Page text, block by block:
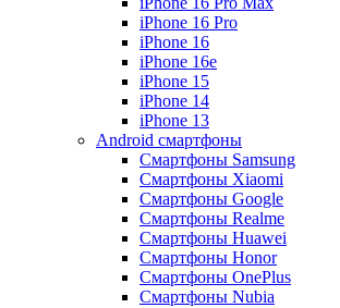
iPhone 16 Pro
iPhone 16
iPhone 16e
iPhone 15
iPhone 14
iPhone 13
Android cмартфоны
Смартфоны Samsung
Смартфоны Xiaomi
Смартфоны Google
Смартфоны Realme
Смартфоны Huawei
Смартфоны Honor
Смартфоны OnePlus
Смартфоны Nubia